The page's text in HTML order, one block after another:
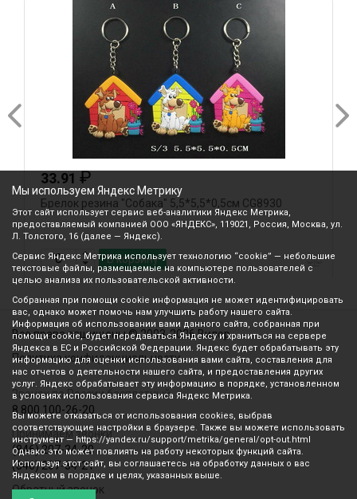
33.91 ₽
Брелок резина "Собака" 5,5*5,5*0,5см CG8930
В корзину
Все права защищены © 2003-2026 Вилор
Политика конфиденциальности
Звонок по России бесплатный
8 800 100-26-20
Принимаем звонки
(846) 207-34-20
(846) 207-34-21
Обратный звонок
Мы используем Яндекс Метрику
Этот сайт использует сервис веб-аналитики Яндекс Метрика,
предоставляемый компанией ООО «ЯНДЕКС», 119021, Россия, Москва, ул.
Л. Толстого, 16 (далее — Яндекс).
Сервис Яндекс Метрика использует технологию “cookie” — небольшие
текстовые файлы, размещаемые на компьютере пользователей с
целью анализа их пользовательской активности.
Собранная при помощи cookie информация не может идентифицировать
вас, однако может помочь нам улучшить работу нашего сайта.
Информация об использовании вами данного сайта, собранная при
помощи cookie, будет передаваться Яндексу и храниться на сервере
Яндекса в ЕС и Российской Федерации. Яндекс будет обрабатывать эту
информацию для оценки использования вами сайта, составления для
нас отчетов о деятельности нашего сайта, и предоставления других
услуг. Яндекс обрабатывает эту информацию в порядке, установленном
в условиях использования сервиса Яндекс Метрика.
Вы можете отказаться от использования cookies, выбрав
соответствующие настройки в браузере. Также вы можете использовать
инструмент — https://yandex.ru/support/metrika/general/opt-out.html
Однако это может повлиять на работу некоторых функций сайта.
Используя этот сайт, вы соглашаетесь на обработку данных о вас
Яндексом в порядке и целях, указанных выше.